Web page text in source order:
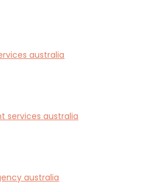
australia
services australia
australia